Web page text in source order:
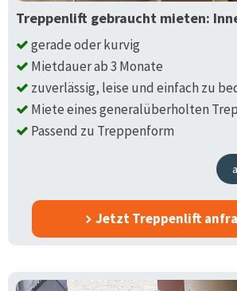
Treppenlift gebraucht mieten:
gerade oder kurvig
Mietdauer ab 3 Monate
zuverlässig, leise und einfach zu
Miete eines generalüberholten
Passend zu Treppenform
Jetzt Treppenlift